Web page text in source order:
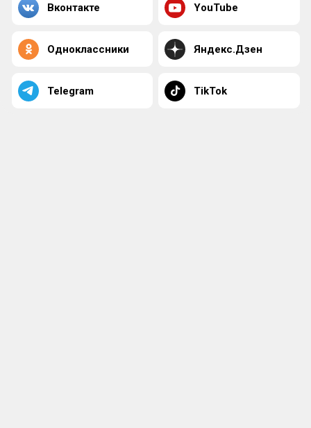
Вконтакте YouTube
Одноклассники Яндекс.Дзен
Telegram TikTok